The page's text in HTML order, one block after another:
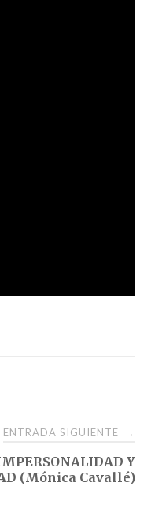
ENTRADA SIGUIENTE →
Y
(Mónica Cavallé)